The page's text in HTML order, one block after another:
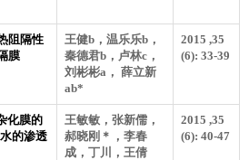
阻隔性
膜
王健b，温乐乐b，
秦德君b，卢林c，
刘彬彬a， 薛立新
ab*
2015 ,35
(6): 33-39
化膜的
的渗透
王敏敏，张新儒，
郝晓刚＊，李春
成，丁川，王倩
2015 ,35
(6): 40-47